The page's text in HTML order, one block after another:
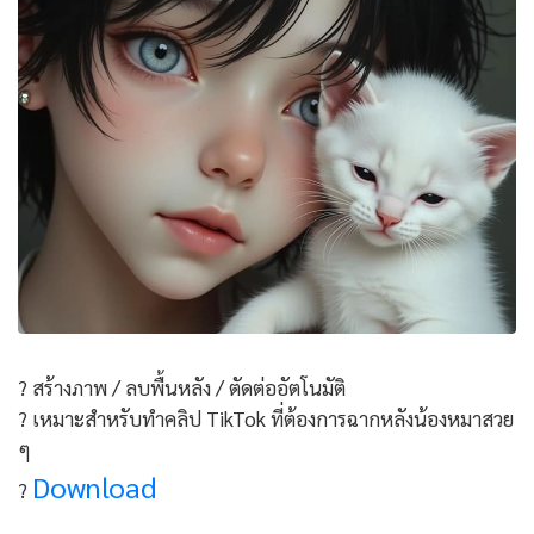
? สร้างภาพ / ลบพื้นหลัง / ตัดต่ออัตโนมัติ
? เหมาะสำหรับทำคลิป TikTok ที่ต้องการฉากหลังน้องหมาสวย
ๆ
? Download